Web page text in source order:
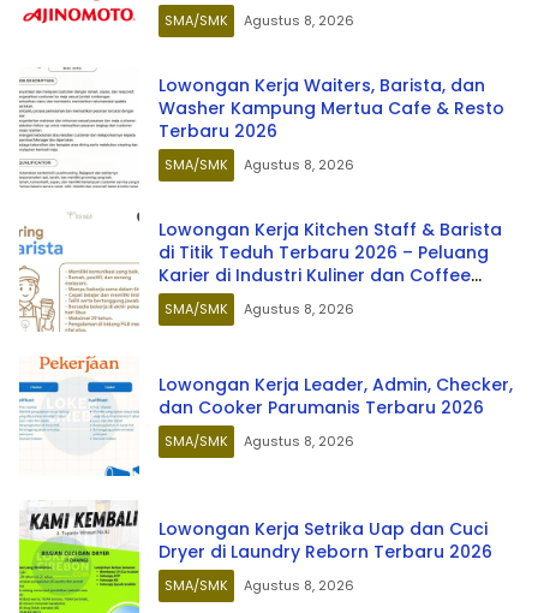
SMA/SMK Agustus 8, 2026
Lowongan Kerja Waiters, Barista, dan
Washer Kampung Mertua Cafe & Resto
Terbaru 2026
SMA/SMK Agustus 8, 2026
Lowongan Kerja Kitchen Staff & Barista
di Titik Teduh Terbaru 2026 – Peluang
Karier di Industri Kuliner dan Coffee
Shop
SMA/SMK Agustus 8, 2026
Lowongan Kerja Leader, Admin, Checker,
dan Cooker Parumanis Terbaru 2026
SMA/SMK Agustus 8, 2026
Lowongan Kerja Setrika Uap dan Cuci
Dryer di Laundry Reborn Terbaru 2026
SMA/SMK Agustus 8, 2026